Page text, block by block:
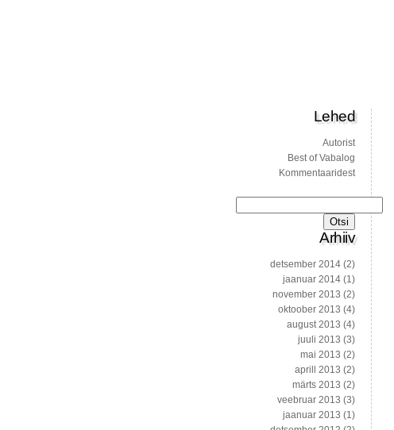
Lehed
Autorist
Best of Vabalog
Kommentaaridest
Arhiiv
detsember 2014 (2)
jaanuar 2014 (1)
november 2013 (2)
oktoober 2013 (4)
august 2013 (4)
juuli 2013 (3)
mai 2013 (2)
aprill 2013 (2)
märts 2013 (2)
veebruar 2013 (3)
jaanuar 2013 (1)